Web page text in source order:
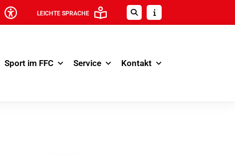
LEICHTE SPRACHE
Sport im FFC Service Kontakt